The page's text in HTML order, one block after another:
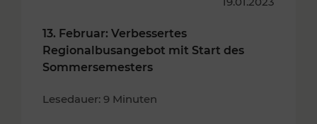
13. Februar: Verbessertes
Regionalbusangebot mit Start des
Sommersemesters
Lesedauer: 9 Minuten